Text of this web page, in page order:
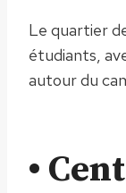
Le quartier
étudiants,
autour du
•